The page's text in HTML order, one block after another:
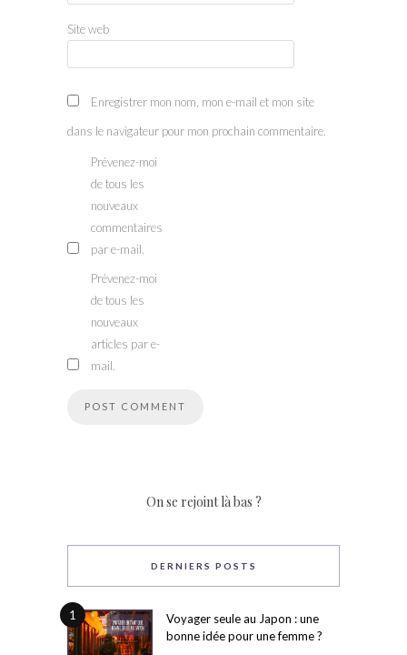
Site web
Enregistrer mon nom, mon e-mail et mon site
dans le navigateur pour mon prochain commentaire.
Prévenez-moi
de tous les
nouveaux
commentaires
par e-mail.
Prévenez-moi
de tous les
nouveaux
articles par e-
mail.
On se rejoint là bas ?
DERNIERS POSTS
1
Voyager seule au Japon : une
bonne idée pour une femme ?